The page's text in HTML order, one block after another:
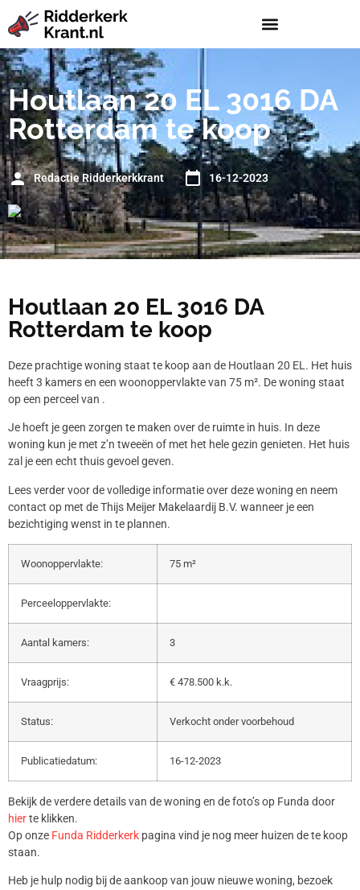
Houtlaan 20 EL 3016 DA
Rotterdam te koop
Redactie Ridderkerkkrant 16-12-2023
Houtlaan 20 EL 3016 DA
Rotterdam te koop
Deze prachtige woning staat te koop aan de Houtlaan 20 EL. Het huis
heeft 3 kamers en een woonoppervlakte van 75 m². De woning staat
op een perceel van .
Je hoeft je geen zorgen te maken over de ruimte in huis. In deze
woning kun je met z’n tweeën of met het hele gezin genieten. Het huis
zal je een echt thuis gevoel geven.
Lees verder voor de volledige informatie over deze woning en neem
contact op met de Thijs Meijer Makelaardij B.V. wanneer je een
bezichtiging wenst in te plannen.
Woonoppervlakte: 75 m²
Perceeloppervlakte:
Aantal kamers: 3
Vraagprijs: € 478.500 k.k.
Status: Verkocht onder voorbehoud
Publicatiedatum: 16-12-2023
Bekijk de verdere details van de woning en de foto’s op Funda door
hierte klikken.
Op onze Funda Ridderkerk pagina vind je nog meer huizen de te koop
staan.
Heb je hulp nodig bij de aankoop van jouw nieuwe woning, bezoek